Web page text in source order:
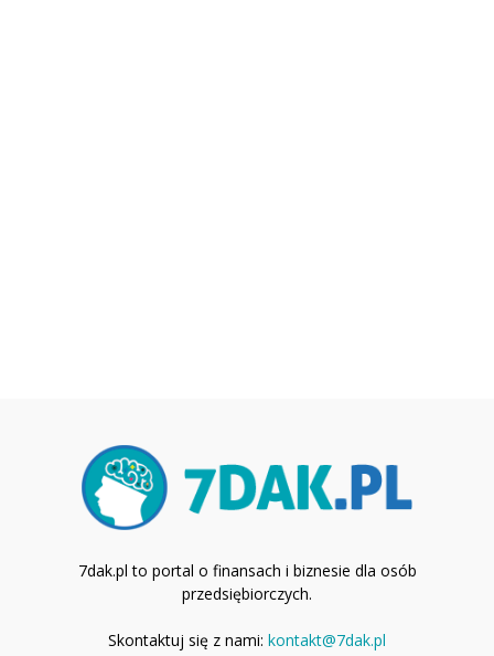
7dak.pl to portal o finansach i biznesie dla osób
przedsiębiorczych.
Skontaktuj się z nami: kontakt@7dak.pl